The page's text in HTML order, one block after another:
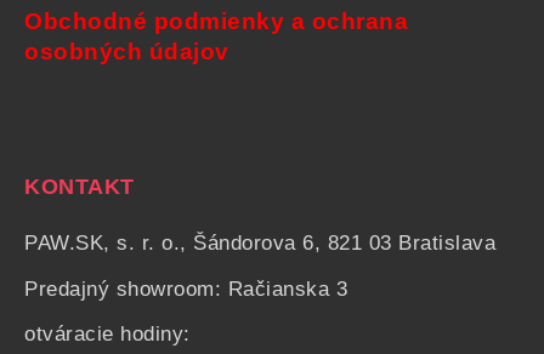
Obchodné podmienky a ochrana
osobných údajov
KONTAKT
PAW.SK, s. r. o., Šándorova 6, 821 03 Bratislava
Predajný showroom: Račianska 3
otváracie hodiny: